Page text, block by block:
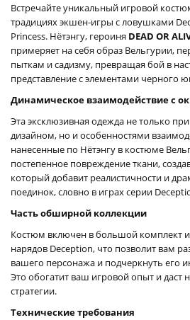
Встречайте уникальный игровой
традициях экшен-игры с ловушками
Princess. Нётэнгу, героиня DEAD OR
примеряет на себя образ Вельгурии,
пыткам и садизму, превращая бой в
представление с элементами черного
Динамическое взаимодействие с
Эта эксклюзивная одежда не только
дизайном, но и особенностями
нанесенные по Нётэнгу в костюме
постепенное повреждение ткани,
который добавит реалистичности и
поединок, словно в играх серии
Часть обширной коллекции
Костюм включен в большой комплект
нарядов Deception, что позволит вам
вашего персонажа и подчеркнуть его
Это обогатит ваш игровой опыт и даст
стратегии.
Технические требования